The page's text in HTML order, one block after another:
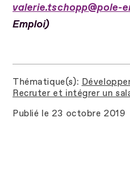
valerie.tschopp@pole-
Emploi)
Thématique(s)
Recruter et intégrer un
Publié le 23 octobre 2019